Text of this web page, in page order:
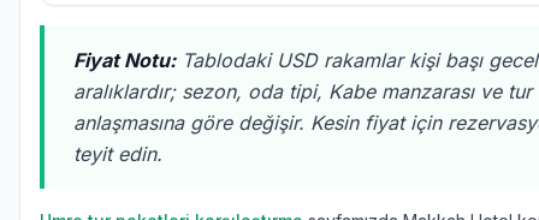
Fiyat Notu:Tablodaki USD rakamlar kişi başı
aralıklardır; sezon, oda tipi, Kabe manzarası ve
anlaşmasına göre değişir. Kesin fiyat için
teyit edin.